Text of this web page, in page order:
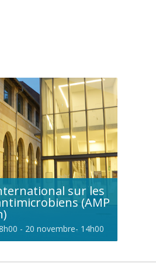
sur les
(AMP
- 20 novembre- 14h00